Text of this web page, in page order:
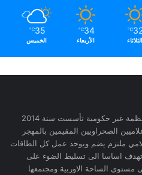
℃
الثلاثاء
34
℃
الأربعاء
35
℃
الخميس
رابطة الصحفيين والاعلاميين بأوربا منظمة غير حكومية تأسست سنة 2014
الصحراويين المقيمين بالمهجر
ملتزم يضم ويوحد عمل كل الطاقات
وتهدف اساسا الى تسليط الضوء على
الساحة الاوربية ومجتمعها